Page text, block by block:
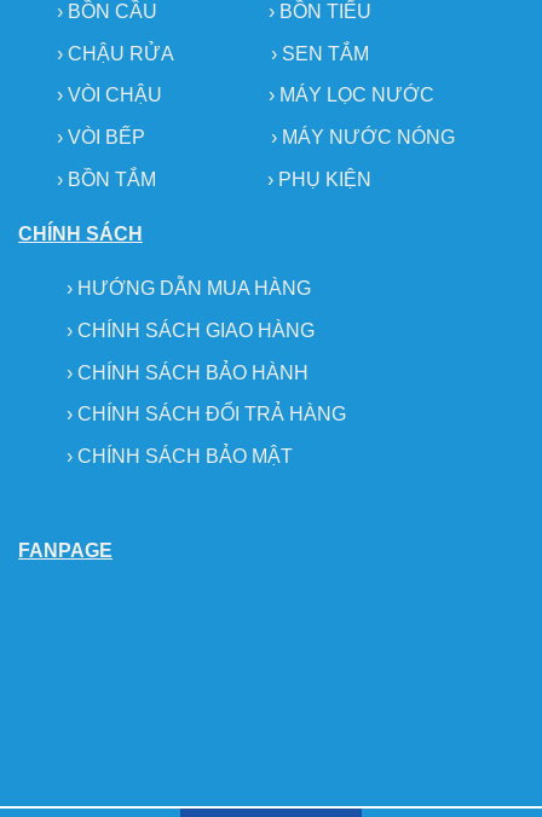
› BỒN CẦU › BỒN TIỂU
› CHẬU RỬA › SEN TẮM
› VÒI CHẬU › MÁY LỌC NƯỚC
› VÒI BẾP › MÁY NƯỚC NÓNG
› BỒN TẮM › PHỤ KIỆN
CHÍNH SÁCH
› HƯỚNG DẪN MUA HÀNG
› CHÍNH SÁCH GIAO HÀNG
› CHÍNH SÁCH BẢO HÀNH
› CHÍNH SÁCH ĐỔI TRẢ HÀNG
› CHÍNH SÁCH BẢO MẬT
FANPAGE